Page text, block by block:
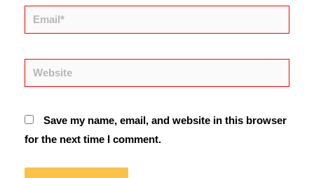
Email*
Website
Save my name, email, and website in this browser
for the next time I comment.